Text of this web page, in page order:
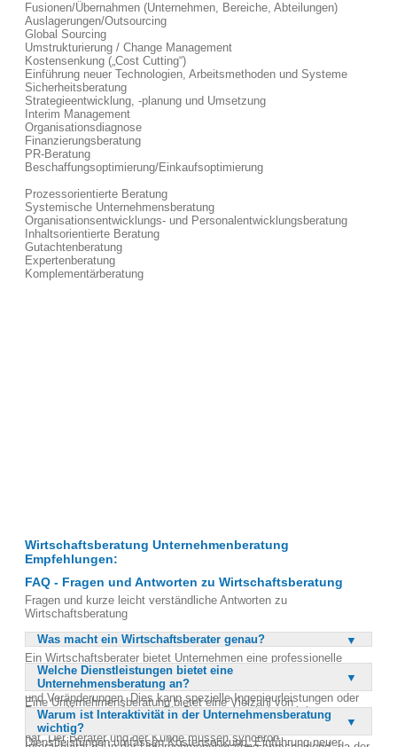
Fusionen/Übernahmen (Unternehmen, Bereiche, Abteilungen)
Auslagerungen/Outsourcing
Global Sourcing
Umstrukturierung / Change Management
Kostensenkung („Cost Cutting“)
Einführung neuer Technologien, Arbeitsmethoden und Systeme
Sicherheitsberatung
Strategieentwicklung, -planung und Umsetzung
Interim Management
Organisationsdiagnose
Finanzierungsberatung
PR-Beratung
Beschaffungsoptimierung/Einkaufsoptimierung
Prozessorientierte Beratung
Systemische Unternehmensberatung
Organisationsentwicklungs- und Personalentwicklungsberatung
Inhaltsorientierte Beratung
Gutachtenberatung
Expertenberatung
Komplementärberatung
Wirtschaftsberatung Unternehmenberatung
Empfehlungen:
FAQ - Fragen und Antworten zu Wirtschaftsberatung
Fragen und kurze leicht verständliche Antworten zu
Wirtschaftsberatung
Was macht ein Wirtschaftsberater genau?
Ein Wirtschaftsberater bietet Unternehmen eine professionelle
Beratung als Dienstleistung an. Der Fokus liegt oft auf dem
Management der Kunden, aber auch auf fachlichen Entscheidungen
und Veränderungen. Dies kann spezielle Ingenieurleistungen oder
Personalfragen umfassen. Die Beratung ist ein interaktiver
Prozess, der sowohl materielle als auch immaterielle Wirkungen
hat. Der Berater und der Kunde müssen synchron
Welche Dienstleistungen bietet eine
Unternehmensberatung an?
Eine Unternehmensberatung bietet eine Vielzahl von
Dienstleistungen an, darunter Fusionen und Übernahmen,
Auslagerungen, Global Sourcing und Umstrukturierungen. Weitere
Dienstleistungen umfassen Kostensenkung, Einführung neuer
Warum ist Interaktivität in der Unternehmensberatung
wichtig?